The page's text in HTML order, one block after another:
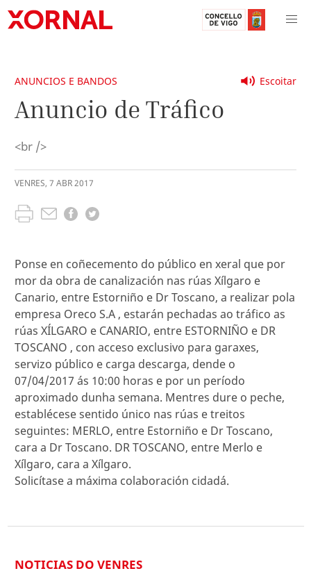
Escoitar
ANUNCIOS E BANDOS
Anuncio de Tráfico
<br />
VENRES, 7 ABR2017
Ponse en coñecemento do público en xeral que por
mor da obra de canalización nas rúas Xílgaro e
Canario, entre Estorniño e Dr Toscano, a realizar pola
empresa Oreco S.A , estarán pechadas ao tráfico as
rúas XÍLGARO e CANARIO, entre ESTORNIÑO e DR
TOSCANO , con acceso exclusivo para garaxes,
servizo público e carga descarga, dende o
07/04/2017 ás 10:00 horas e por un período
aproximado dunha semana. Mentres dure o peche,
establécese sentido único nas rúas e treitos
seguintes: MERLO, entre Estorniño e Dr Toscano,
cara a Dr Toscano. DR TOSCANO, entre Merlo e
Xílgaro, cara a Xílgaro.
Solicítase a máxima colaboración cidadá.
NOTICIAS DO VENRES